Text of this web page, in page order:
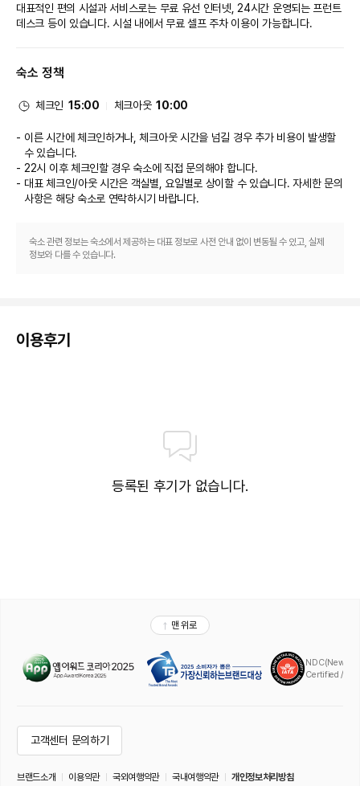
대표적인 편의 시설과 서비스로는 무료 유선 인터넷, 24시간 운영되는 프런트
데스크 등이 있습니다. 시설 내에서 무료 셀프 주차 이용이 가능합니다.
숙소 정책
체크인 15:00 체크아웃 10:00
이른 시간에 체크인하거나, 체크아웃 시간을 넘길 경우 추가 비용이 발생할
수 있습니다.
22시 이후 체크인할 경우 숙소에 직접 문의해야 합니다.
대표 체크인/아웃 시간은 객실별, 요일별로 상이할 수 있습니다. 자세한 문의
사항은 해당 숙소로 연락하시기 바랍니다.
숙소 관련 정보는 숙소에서 제공하는 대표 정보로 사전 안내 없이 변동될 수 있고, 실제
정보와 다를 수 있습니다.
이용후기
등록된 후기가 없습니다.